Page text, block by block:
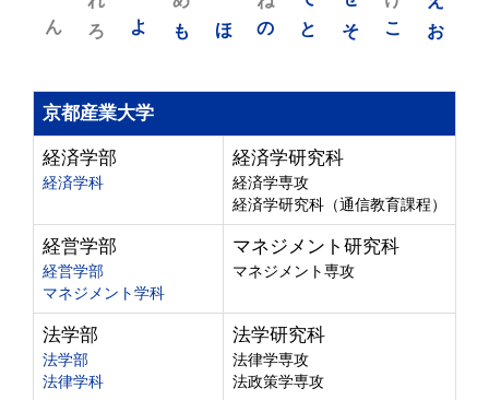
お
こ
そ
と
の
ほ
も
よ
ろ
ん
京都産業大学
経済学部
経済学科
経済学研究科
経済学専攻
経済学研究科（通信教育課程）
経営学部
経営学部
マネジメント学科
マネジメント研究科
マネジメント専攻
法学部
法学部
法律学科
法学研究科
法律学専攻
法政策学専攻